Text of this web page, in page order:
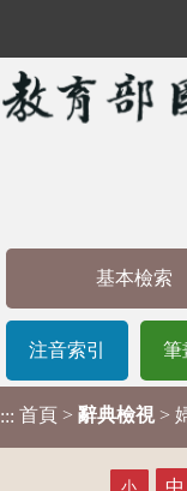
基本檢索
注音索引 筆
::: 首頁 > 辭典檢視 >